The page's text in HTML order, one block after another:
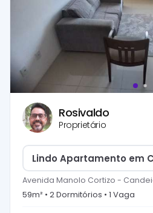
Rosivaldo
Proprietário
Lindo Apartamento em
Avenida Manolo Cortizo -
59m² • 2Dormitórios • 1 Vaga